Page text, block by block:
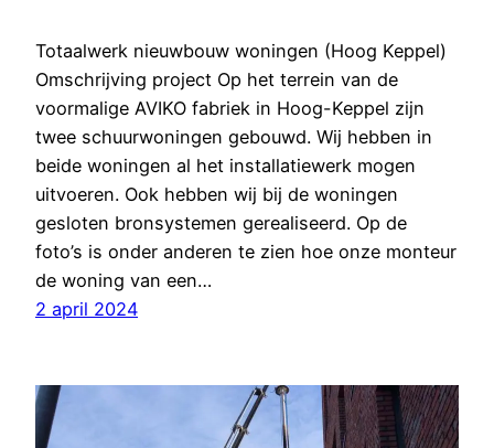
Totaalwerk nieuwbouw woningen (Hoog Keppel)
Omschrijving project Op het terrein van de
voormalige AVIKO fabriek in Hoog-Keppel zijn
twee schuurwoningen gebouwd. Wij hebben in
beide woningen al het installatiewerk mogen
uitvoeren. Ook hebben wij bij de woningen
gesloten bronsystemen gerealiseerd. Op de
foto’s is onder anderen te zien hoe onze monteur
de woning van een…
2 april 2024